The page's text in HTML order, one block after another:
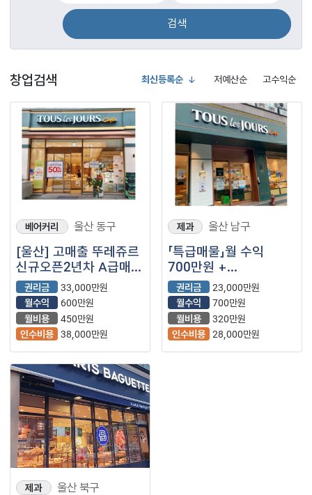
검색
창업검색 최신등록순 저예산순 고수익순
베어커리 울산 동구
[울산] 고매출 뚜레쥬르
신규오픈2년차 A급매장
(베이커리/빵집/제과)
권리금
33,000만원
월수익
600만원
월비용
450만원
인수비용 38,000만원
제과 울산 남구
「특급매물」월 수익
700만원 +
@【뚜레쥬르】
권리금
23,000만원
월수익
700만원
월비용
320만원
인수비용 28,000만원
제과 울산 북구